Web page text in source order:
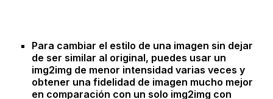
Para cambiar el estilo de una imagen sin dejar
de ser similar al original, puedes usar un
img2img de menor intensidad varias veces y
obtener una fidelidad de imagen mucho mejor
en comparación con un solo img2img con